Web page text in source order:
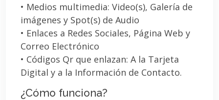
• Medios multimedia: Video(s), Galería de
imágenes y Spot(s) de Audio
• Enlaces a Redes Sociales, Página Web y
Correo Electrónico
• Códigos Qr que enlazan: A la Tarjeta
Digital y a la Información de Contacto.
¿Cómo funciona?